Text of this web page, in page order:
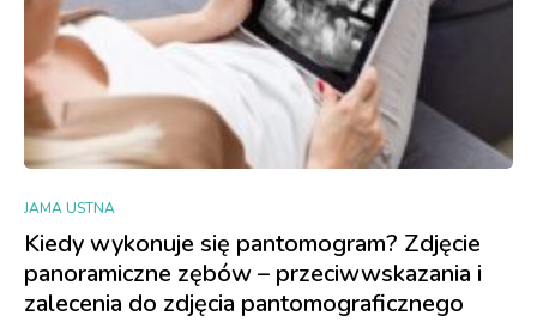
JAMA USTNA
Kiedy wykonuje się pantomogram? Zdjęcie
panoramiczne zębów – przeciwwskazania i
zalecenia do zdjęcia pantomograficznego